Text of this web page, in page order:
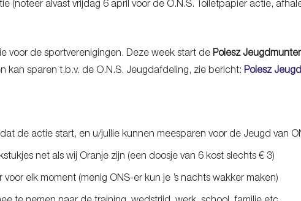
(noteer alvast vrijdag 6 april voor de O.N.S. Toiletpapier actie,
voor de sportverenigingen. Deze week start de Poiesz
kan sparen t.b.v. de O.N.S. Jeugdafdeling, zie bericht: Poiesz
de actie start, en u/jullie kunnen meesparen voor de Jeugd van
net als wij Oranje zijn (een doosje van 6 kost slechts € 3)
elk moment (menig ONS-er kun je ’s nachts wakker maken)